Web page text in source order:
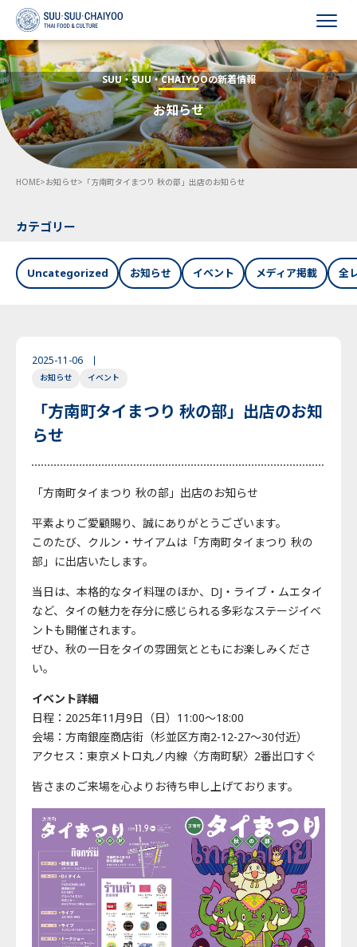
HOME
会社概要
事業内容
採用情報
お知らせ
お問い合わせ
English Japanese
SUU・SUU・CHAIYOOの新着情報
お知らせ
HOME>お知らせ> 「方南町タイまつり 秋の部」出店のお知らせ
カテゴリー
Uncategorized お知らせ イベント メディア掲載 全
2025-11-06
お知らせ イベント
「方南町タイまつり 秋の部」出店のお知
らせ
「方南町タイまつり 秋の部」出店のお知らせ
平素よりご愛顧賜り、誠にありがとうございます。
このたび、クルン・サイアムは「方南町タイまつり 秋の
部」に出店いたします。
当日は、本格的なタイ料理のほか、DJ・ライブ・ムエタイ
など、タイの魅力を存分に感じられる多彩なステージイベ
ントも開催されます。
ぜひ、秋の一日をタイの雰囲気とともにお楽しみくださ
い。
イベント詳細
日程：2025年11月9日（日）11:00〜18:00
会場：方南銀座商店街（杉並区方南2-12-27〜30付近）
アクセス：東京メトロ丸ノ内線〈方南町駅〉2番出口すぐ
皆さまのご来場を心よりお待ち申し上げております。